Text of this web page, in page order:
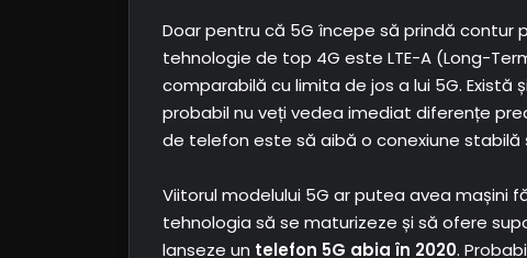
Doar pentru că 5G începe să prindă contur
tehnologie de top 4G este LTE-A (Long-
comparabilă cu limita de jos a lui 5G. Există
probabil nu veți vedea imediat diferențe
de telefon este să aibă o conexiune
Viitorul modelului 5G ar putea avea mașini
tehnologia să se maturizeze și să ofere
lanseze un telefon 5G abia în 2020.